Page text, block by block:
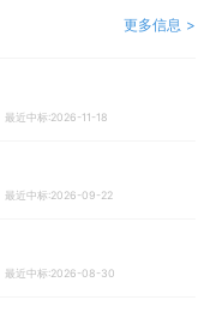
更多信息 >
最近中标:2026-11-18
最近中标:2026-09-22
最近中标:2026-08-30